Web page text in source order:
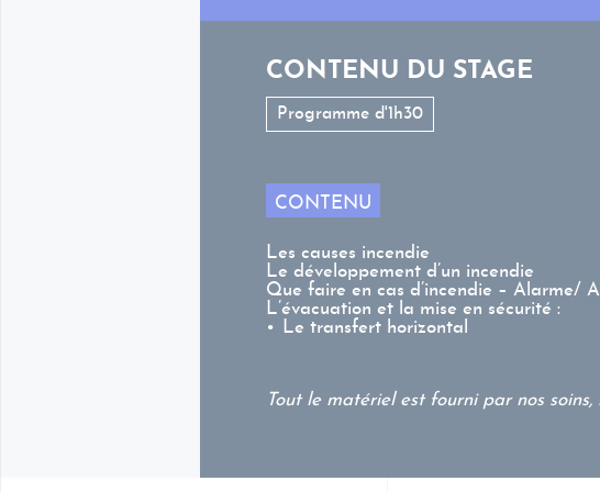
CONTENU DU STAGE
Programme d'1h30
CONTENU
Les causes incendie
Le développement d’un incendie
Que faire en cas d’incendie – Alarme/
L’évacuation et la mise en sécurité :
Le transfert horizontal
Tout le matériel est fourni par nos soins,